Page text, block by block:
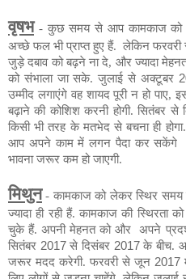
वृषभ - कुछ समय से आप कामकाज को
अच्छे फल भी प्राप्त हुए हैं. लेकिन फरवरी
जुड़े दबाव को बढ़ने ना दे, और ज्यादा
कोसंभाला जा सके. जुलाई से अक्टूबर
उम्मीद लगाएंगे वह शायदपूरी न होपाए,
बढ़ाने की कोशिश करनी होगी. सितंबर से
किसी भी तरह के मतभेद से बचना ही
आप अपने काम में लगन पैदा कर सकेंगे
भावना जरूर कम हो जाएगी.
मिथुन - कामकाज को लेकर स्थिर समय
ज्यादा ही रही हैं. कामकाज की
चुके हैं. अपनी मेहनत को और अपने
सितंबर 2017से दिसंबर 2017के बीच.
जरूर मदद करेगी. फरवरी से जून 2017